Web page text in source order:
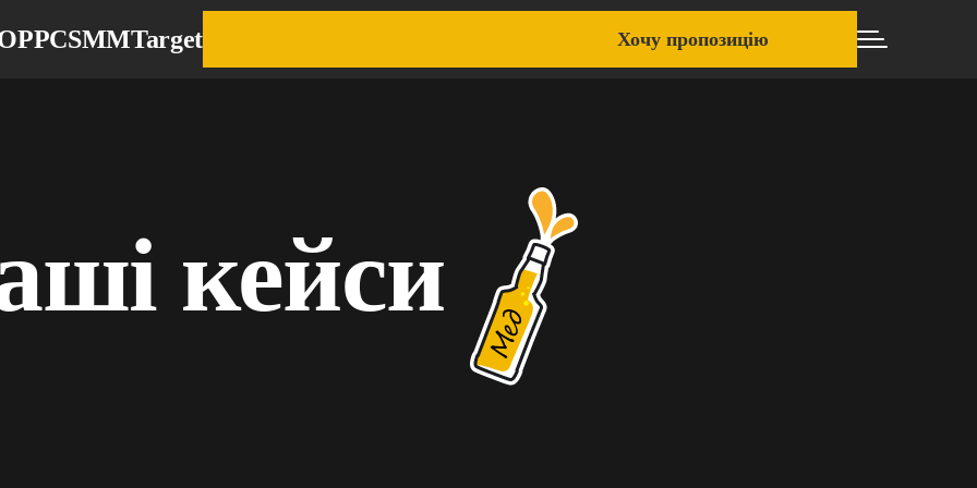
PPCSMMTarget Хочу пропозицію
кейси